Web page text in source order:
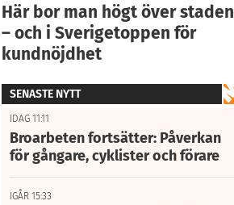
Här bor man högt över staden
– och i Sverigetoppen för
kundnöjdhet
SENASTE NYTT
IDAG 11:11
Broarbeten fortsätter: Påverkan
för gångare, cyklister och förare
IGÅR 15:33